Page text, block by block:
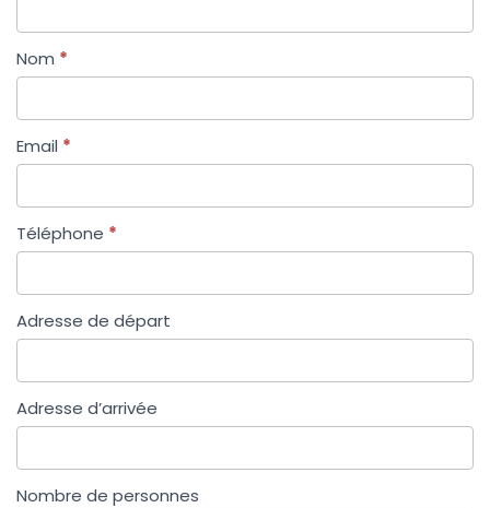
Nom *
Email *
Téléphone *
Adresse de départ
Adresse d’arrivée
Nombre de personnes